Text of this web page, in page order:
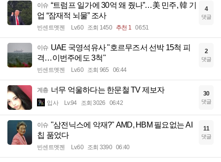
이슈 “트럼프 일가에 30억 왜 줬나”…美 민주, 韓 기
업 “잠재적 뇌물” 조사
빈센트멧젠 Lv.60 조회 1450 추천 1 06:51
4
댓글
이슈 UAE 국영석유사 "호르무즈서 선박 15척 피
격…이번주에도 3척"
빈센트멧젠 Lv.60 조회 965 06:44
2
댓글
계층 너무 억울하다는 한문철 TV 제보자
입사 Lv.94 조회 3026 06:42
30
댓글
이슈 "삼전닉스에 악재?" AMD, HBM 필요없는 AI
칩 품었다
빈센트멧젠 Lv.60 조회 3390 06:40
11
댓글